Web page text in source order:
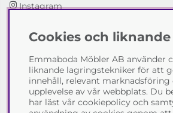
Instagram
Emmaboda Möbler AB
I fyra generationer har vi hjälpt
sina hem och uppfylla sina
möbeldesign av högsta kvalitet. Vi
skapa ditt drömhem - kontakta
hur vi kan hjälpa dig.
Cookies och
Emmaboda Möbler AB använder
liknande lagringstekniker för att
innehåll, relevant
upplevelse av vår webbplats. Du
har läst vår cookiepolicy och